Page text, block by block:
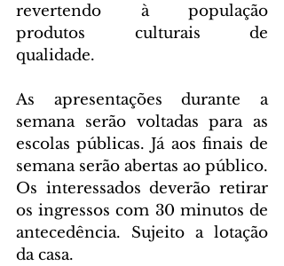
revertendo à população
produtos culturais de
qualidade.
As apresentações durante a
semana serão voltadas para as
escolas públicas. Já aos finais de
semana serão abertas ao público.
Os interessados deverão retirar
os ingressos com 30 minutos de
antecedência. Sujeito a lotação
da casa.